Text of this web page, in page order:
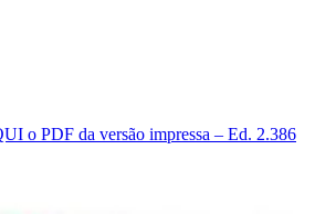
o PDF da versão impressa – Ed. 2.386